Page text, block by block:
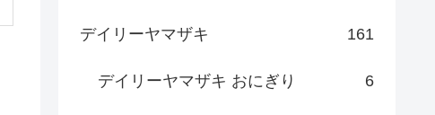
デイリーヤマザキ 161
デイリーヤマザキ おにぎり 6